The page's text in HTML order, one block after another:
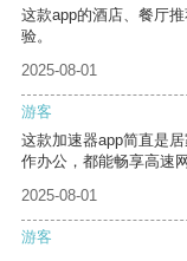
这款app的酒店、餐厅
验。
2025-08-01
游客
这款加速器app简直是
作办公，都能畅享高速
2025-08-01
游客